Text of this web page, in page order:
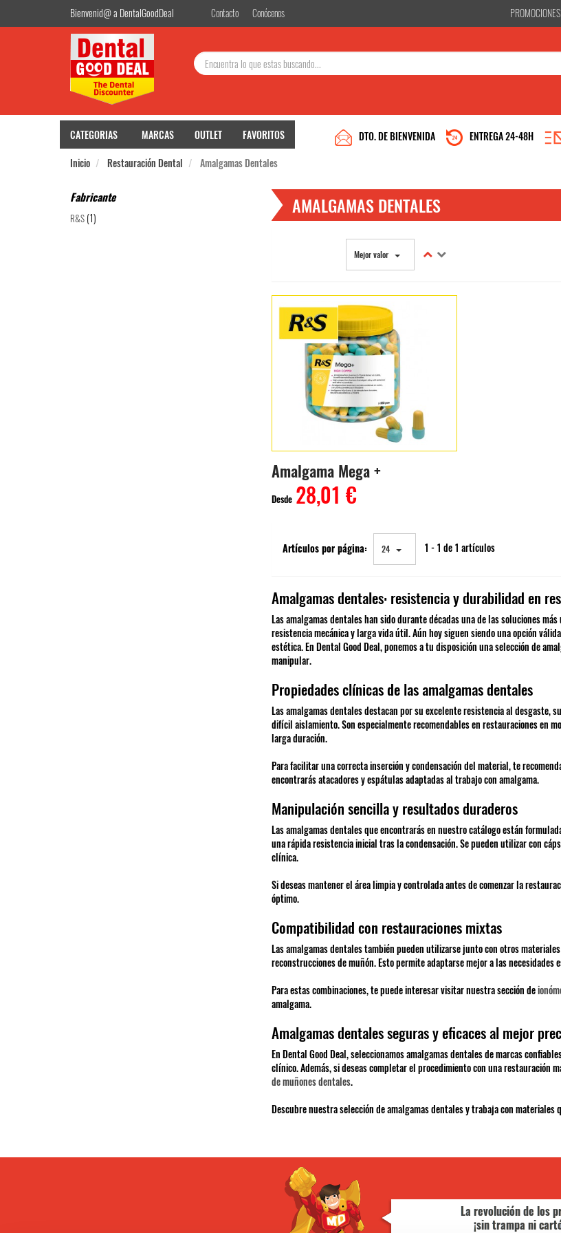
Bienvenid@ a DentalGoodDeal Contacto Conócenos PROMOCIONES
CATEGORIAS MARCAS OUTLET FAVORITOS ENTREGA 24-48H
DTO. DE BIENVENIDA
Inicio
Restauración Dental Amalgamas Dentales
Fabricante
R&S (1)
AMALGAMAS DENTALES
Mejor valor
Amalgama Mega +
Desde 28,01 €
Artículos por página: 24 1 - 1 de 1 artículos
Amalgamas dentales: resistencia y durabilidad en
Las amalgamas dentales han sido durante décadas una de las soluciones
resistencia mecánica y larga vida útil. Aún hoy siguen siendo una opción
estética. En Dental Good Deal, ponemos a tu disposición una selección de
manipular.
Propiedades clínicas de las amalgamas dentales
Las amalgamas dentales destacan por su excelente resistencia al desgaste,
difícil aislamiento. Son especialmente recomendables en restauraciones en
larga duración.
Para facilitar una correcta inserción y condensación del material, te
encontrarás atacadores y espátulas adaptadas al trabajo con amalgama.
Manipulación sencilla y resultados duraderos
Las amalgamas dentales que encontrarás en nuestro catálogo están
una rápida resistencia inicial tras la condensación. Se pueden utilizar con
clínica.
Si deseas mantener el área limpia y controlada antes de comenzar la
óptimo.
Compatibilidad con restauraciones mixtas
Las amalgamas dentales también pueden utilizarse junto con otros
reconstrucciones de muñón. Esto permite adaptarse mejor a las necesidades
Para estas combinaciones, te puede interesar visitar nuestra sección de
amalgama.
Amalgamas dentales seguras y eficaces al mejor
En Dental Good Deal, seleccionamos amalgamas dentales de marcas
clínico. Además, si deseas completar el procedimiento con una restauración
de muñones dentales.
Descubre nuestra selección de amalgamas dentales y trabaja con